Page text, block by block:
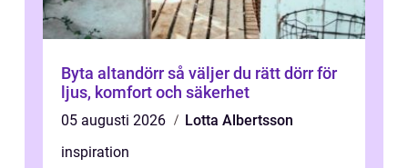
Byta altandörr så väljer du rätt dörr för
ljus, komfort och säkerhet
05 augusti 2026
Lotta Albertsson
inspiration